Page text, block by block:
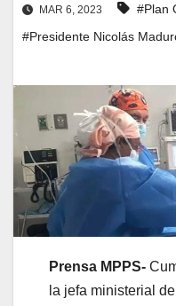
MAR 6, 2023 #Plan
#Presidente Nicolás
Prensa MPPS-
la jefa ministerial